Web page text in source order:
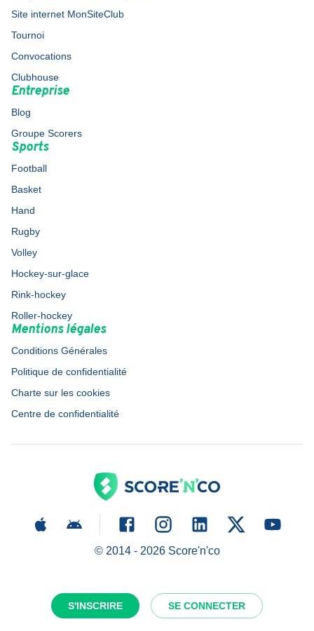
S'INSCRIRE SE CONNECTER
Site internet MonSiteClub
Tournoi
Convocations
Clubhouse
Entreprise
Blog
Groupe Scorers
Sports
Football
Basket
Hand
Rugby
Volley
Hockey-sur-glace
Rink-hockey
Roller-hockey
Mentions légales
Conditions Générales
Politique de confidentialité
Charte sur les cookies
Centre de confidentialité
© 2014 - 2026Score'n'co